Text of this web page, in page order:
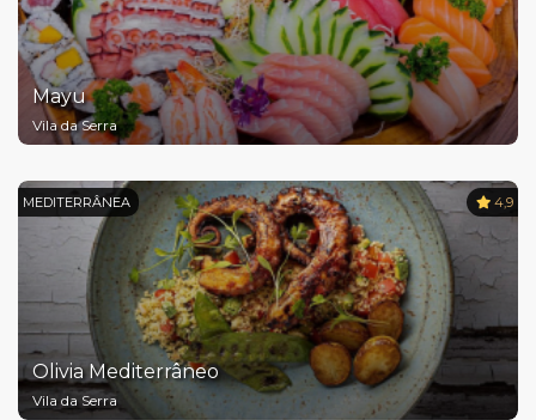
Mayu
Vila da Serra
MEDITERRÂNEA 4,9
Olivia Mediterrâneo
Vila da Serra